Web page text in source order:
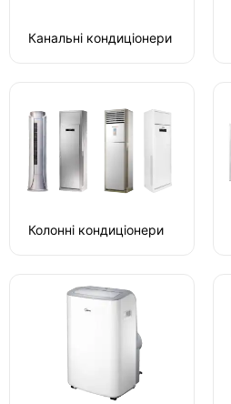
Канальні кондиціонери
Колонні кондиціонери